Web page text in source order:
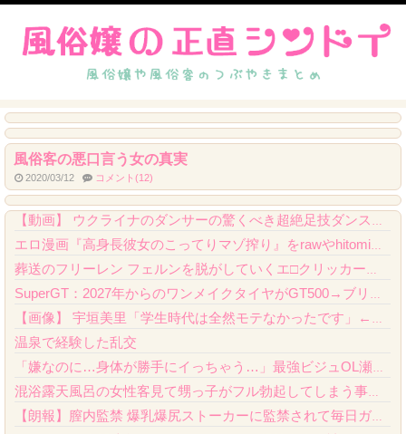
風俗客の悪口言う女の真実
2020/03/12 コメント(12)
【動画】 ゲーフリ新作、とんでもない手抜きをしてしまうｗｗｗｗｗ
【動画】 ウクライナのダンサーの驚くべき超絶足技ダンスが凄すぎるｗ！！
エロ漫画『高身長彼女のこってりマゾ搾り』をrawやhitomiを使わずに無料で読む方...
葬送のフリーレン フェルンを脱がしていくエ□クリッカーゲーム 一級魔法使い、簡単に催...
SuperGT：2027年からのワンメイクタイヤがGT500→ブリヂストン、GT30...
【画像】 宇垣美里「学生時代は全然モテなかったです」←これほんまかぁ？w w w w...
温泉で経験した乱交
「嫌なのに…身体が勝手にイっちゃう…」最強ビジュOL瀬戸環奈が出張先で嫌いな昭和おじ...
混浴露天風呂の女性客見て甥っ子がフル勃起してしまう事案が発生 part4
【朗報】膣内監禁 爆乳爆尻ストーカーに監禁されて毎日ガチ絶頂生ハメ強要、クオリティが...